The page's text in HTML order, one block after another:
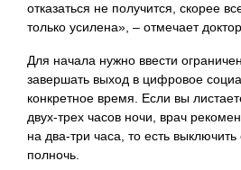
отказаться не получится, скорее
только усилена», – отмечает
Для начала нужно ввести
завершать выход в цифровое
конкретное время. Если вы
двух-трех часов ночи, врач
на два-три часа, то есть
полночь.